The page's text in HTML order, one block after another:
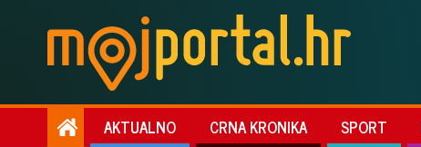
AKTUALNO CRNA KRONIKA SPORT